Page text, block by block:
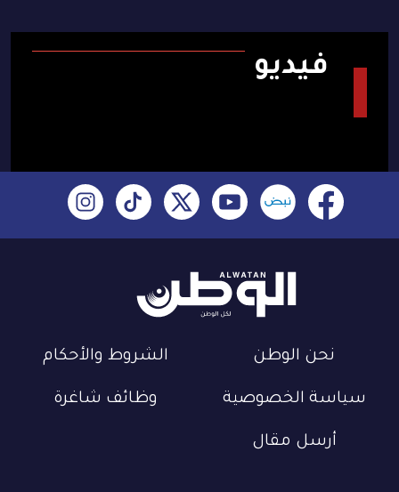
فيديو
نحن الوطن الشروط والأحكام
سياسة الخصوصية وظائف شاغرة
أرسل مقال